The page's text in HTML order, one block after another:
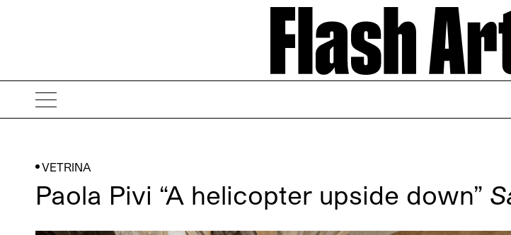
VETRINA
Paola Pivi “A helicopter upside down”